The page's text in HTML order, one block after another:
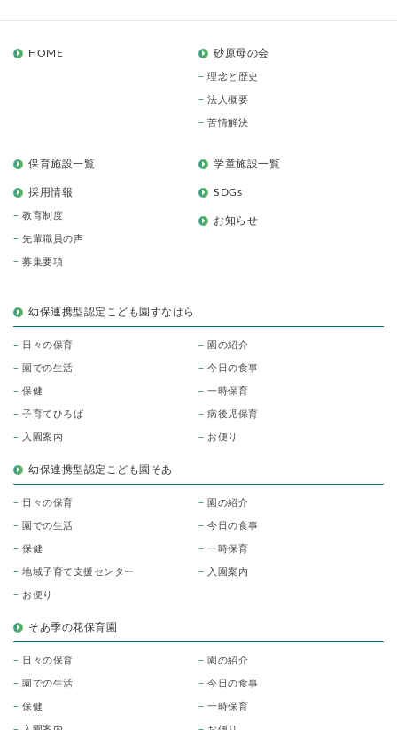
HOME 砂原母の会
理念と歴史
法人概要
苦情解決
保育施設一覧 学童施設一覧
採用情報
教育制度
先輩職員の声
募集要項
SDGs
お知らせ
幼保連携型認定こども園すなはら
日々の保育 園の紹介
園での生活 今日の食事
保健 一時保育
子育てひろば 病後児保育
入園案内 お便り
幼保連携型認定こども園そあ
日々の保育 園の紹介
園での生活 今日の食事
保健 一時保育
地域子育て支援センター 入園案内
お便り
そあ季の花保育園
日々の保育 園の紹介
園での生活 今日の食事
保健 一時保育